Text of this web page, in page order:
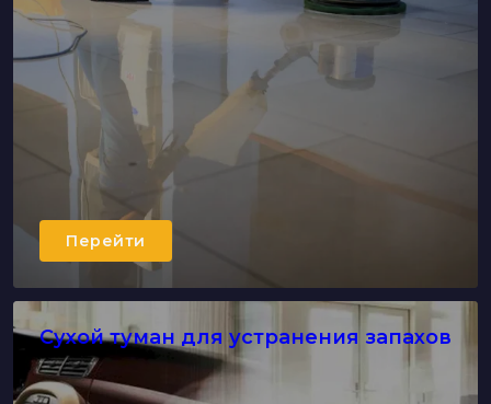
Перейти
Cухой туман для устранения запахов